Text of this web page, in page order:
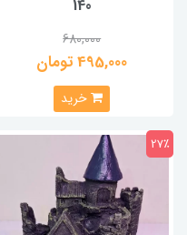
140
680,000
495,000 تومان
خرید
27٪